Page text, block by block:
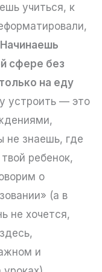
учиться, к
Начинаешь
сфере без
на еду
устроить — это
не знаешь, где
ребенок,
о
(а в
не хочется,
и